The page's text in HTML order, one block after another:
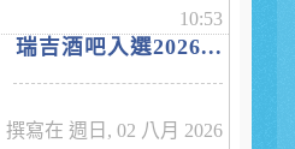
10:53
瑞吉酒吧入選2026...
撰寫在 週日, 02 八月 2026